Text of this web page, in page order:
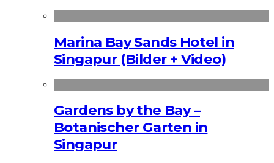
Marina Bay Sands Hotel in
Singapur (Bilder + Video)
Gardens by the Bay –
Botanischer Garten in
Singapur